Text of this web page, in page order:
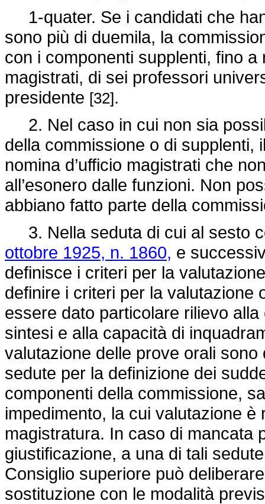
1-quater. Se i candidati che
sono più di duemila, la
con i componenti supplenti, fino
magistrati, di sei professori
presidente [32].
2. Nel caso in cui non sia
della commissione o di supplenti,
nomina d’ufficio magistrati che
all’esonero dalle funzioni. Non
abbiano fatto parte della
3. Nella seduta di cui al sesto
ottobre 1925, n. 1860, e
definisce i criteri per la
definire i criteri per la valutazione
essere dato particolare rilievo
sintesi e alla capacità di
valutazione delle prove orali sono
sedute per la definizione dei
componenti della commissione,
impedimento, la cui valutazione
magistratura. In caso di mancata
giustificazione, a una di tali
Consiglio superiore può
sostituzione con le modalità